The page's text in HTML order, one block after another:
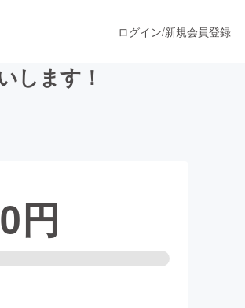
ション
ログイン/新規会員登録
します！
円